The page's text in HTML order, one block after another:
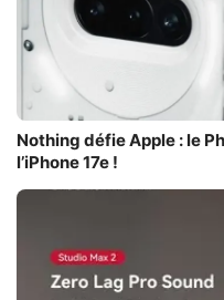
Nothing défie Apple : le
l’iPhone 17e !